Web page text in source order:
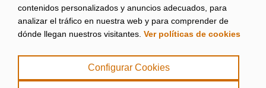
contenidos personalizados y anuncios adecuados, para
analizar el tráfico en nuestra web y para comprender de
dónde llegan nuestros visitantes. Ver políticas de cookies
Configurar Cookies
Aviso legal
|
Política de Privacidad